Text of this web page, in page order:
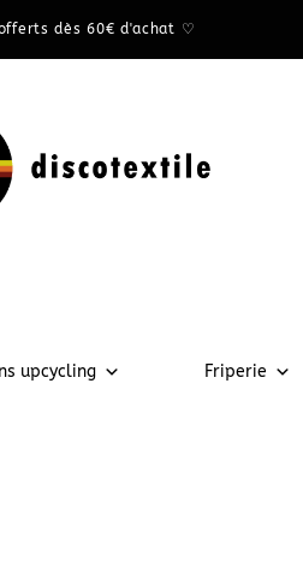
dès 60€ d'achat ♡
upcycling Friperie